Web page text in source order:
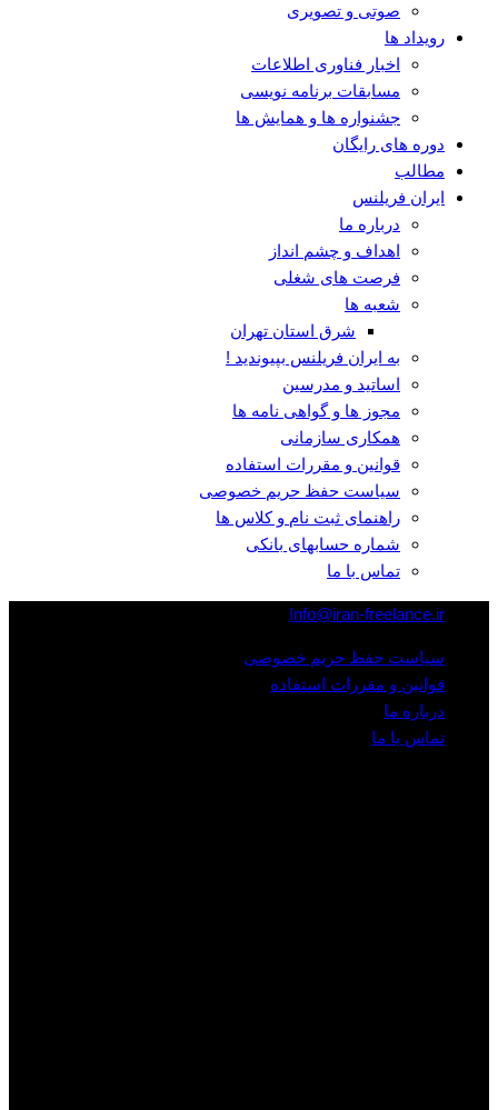
صوتی و تصویری
رویداد ها
اخبار فناوری اطلاعات
مسابقات برنامه نویسی
جشنواره ها و همایش ها
دوره های رایگان
مطالب
ایران فریلنس
درباره ما
اهداف و چشم انداز
فرصت های شغلی
شعبه ها
شرق استان تهران
به ایران فریلنس بپیوندید !
اساتید و مدرسین
مجوز ها و گواهی نامه ها
همکاری سازمانی
قوانین و مقررات استفاده
سیاست حفظ حریم خصوصی
راهنمای ثبت نام و کلاس ها
شماره حسابهای بانکی
تماس با ما
Info@iran-freelance.ir
سیاست حفظ حریم خصوصی
قوانین و مقررات استفاده
درباره ما
تماس با ما